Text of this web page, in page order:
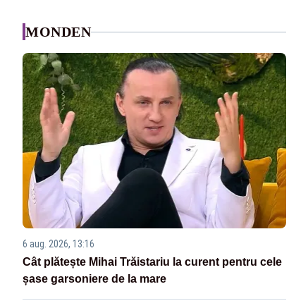
MONDEN
6 aug. 2026, 13:16
Cât plătește Mihai Trăistariu la curent pentru cele
șase garsoniere de la mare